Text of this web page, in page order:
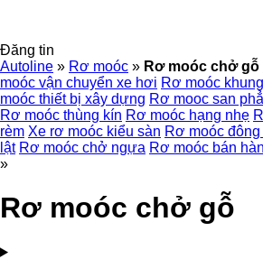
Đăng tin
Autoline » Rơ moóc » Rơ moóc chở gỗ
moóc vận chuyển xe hơi Rơ moóc
moóc thiết bị xây dựng Rơ mooc san
Rơ moóc thùng kín Rơ moóc hạng nhẹ
rèm Xe rơ moóc kiểu sàn Rơ moóc đông
lật Rơ moóc chở ngựa Rơ moóc bán
»
Rơ moóc chở gỗ